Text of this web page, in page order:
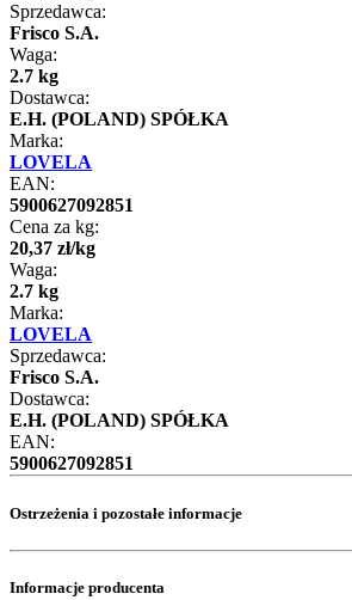
Sprzedawca:
Frisco S.A.
Waga:
2.7 kg
Dostawca:
E.H. (POLAND) SPÓŁKA
Marka:
LOVELA
EAN:
5900627092851
Cena za kg:
20,37 zł/kg
Waga:
2.7 kg
Marka:
LOVELA
Sprzedawca:
Frisco S.A.
Dostawca:
E.H. (POLAND) SPÓŁKA
EAN:
5900627092851
Ostrzeżenia i pozostałe informacje
Informacje producenta